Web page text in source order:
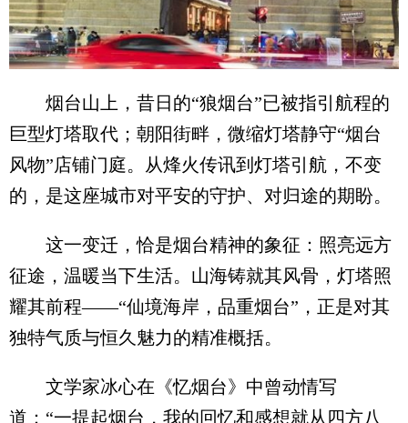
烟台山上，昔日的“狼烟台”已被指引航程的
巨型灯塔取代；朝阳街畔，微缩灯塔静守“烟台
风物”店铺门庭。从烽火传讯到灯塔引航，不变
的，是这座城市对平安的守护、对归途的期盼。
这一变迁，恰是烟台精神的象征：照亮远方
征途，温暖当下生活。山海铸就其风骨，灯塔照
耀其前程——“仙境海岸，品重烟台”，正是对其
独特气质与恒久魅力的精准概括。
文学家冰心在《忆烟台》中曾动情写
道：“一提起烟台，我的回忆和感想就从四方八